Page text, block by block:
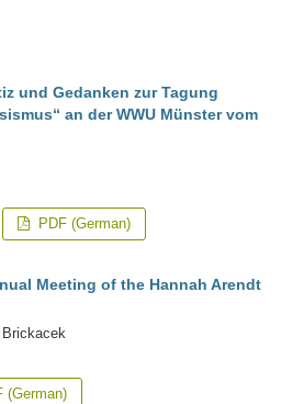
und Gedanken zur Tagung
an der WWU Münster vom
PDF (German)
Meeting of the Hannah Arendt
(German)